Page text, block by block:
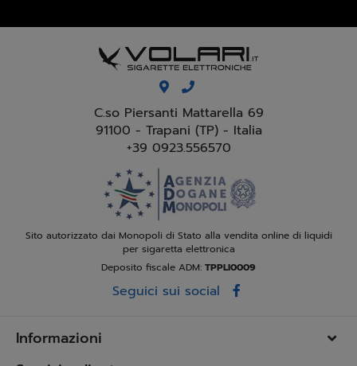
C.so Piersanti Mattarella 69
91100 - Trapani (TP) - Italia
+39 0923.556570
Sito autorizzato dai Monopoli di Stato alla vendita online di liquidi
per sigaretta elettronica
Deposito fiscale ADM: TPPLI0009
Seguici sui social
Informazioni